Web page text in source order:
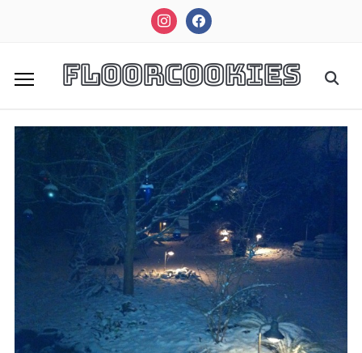
instagramfacebook
FloorCookies